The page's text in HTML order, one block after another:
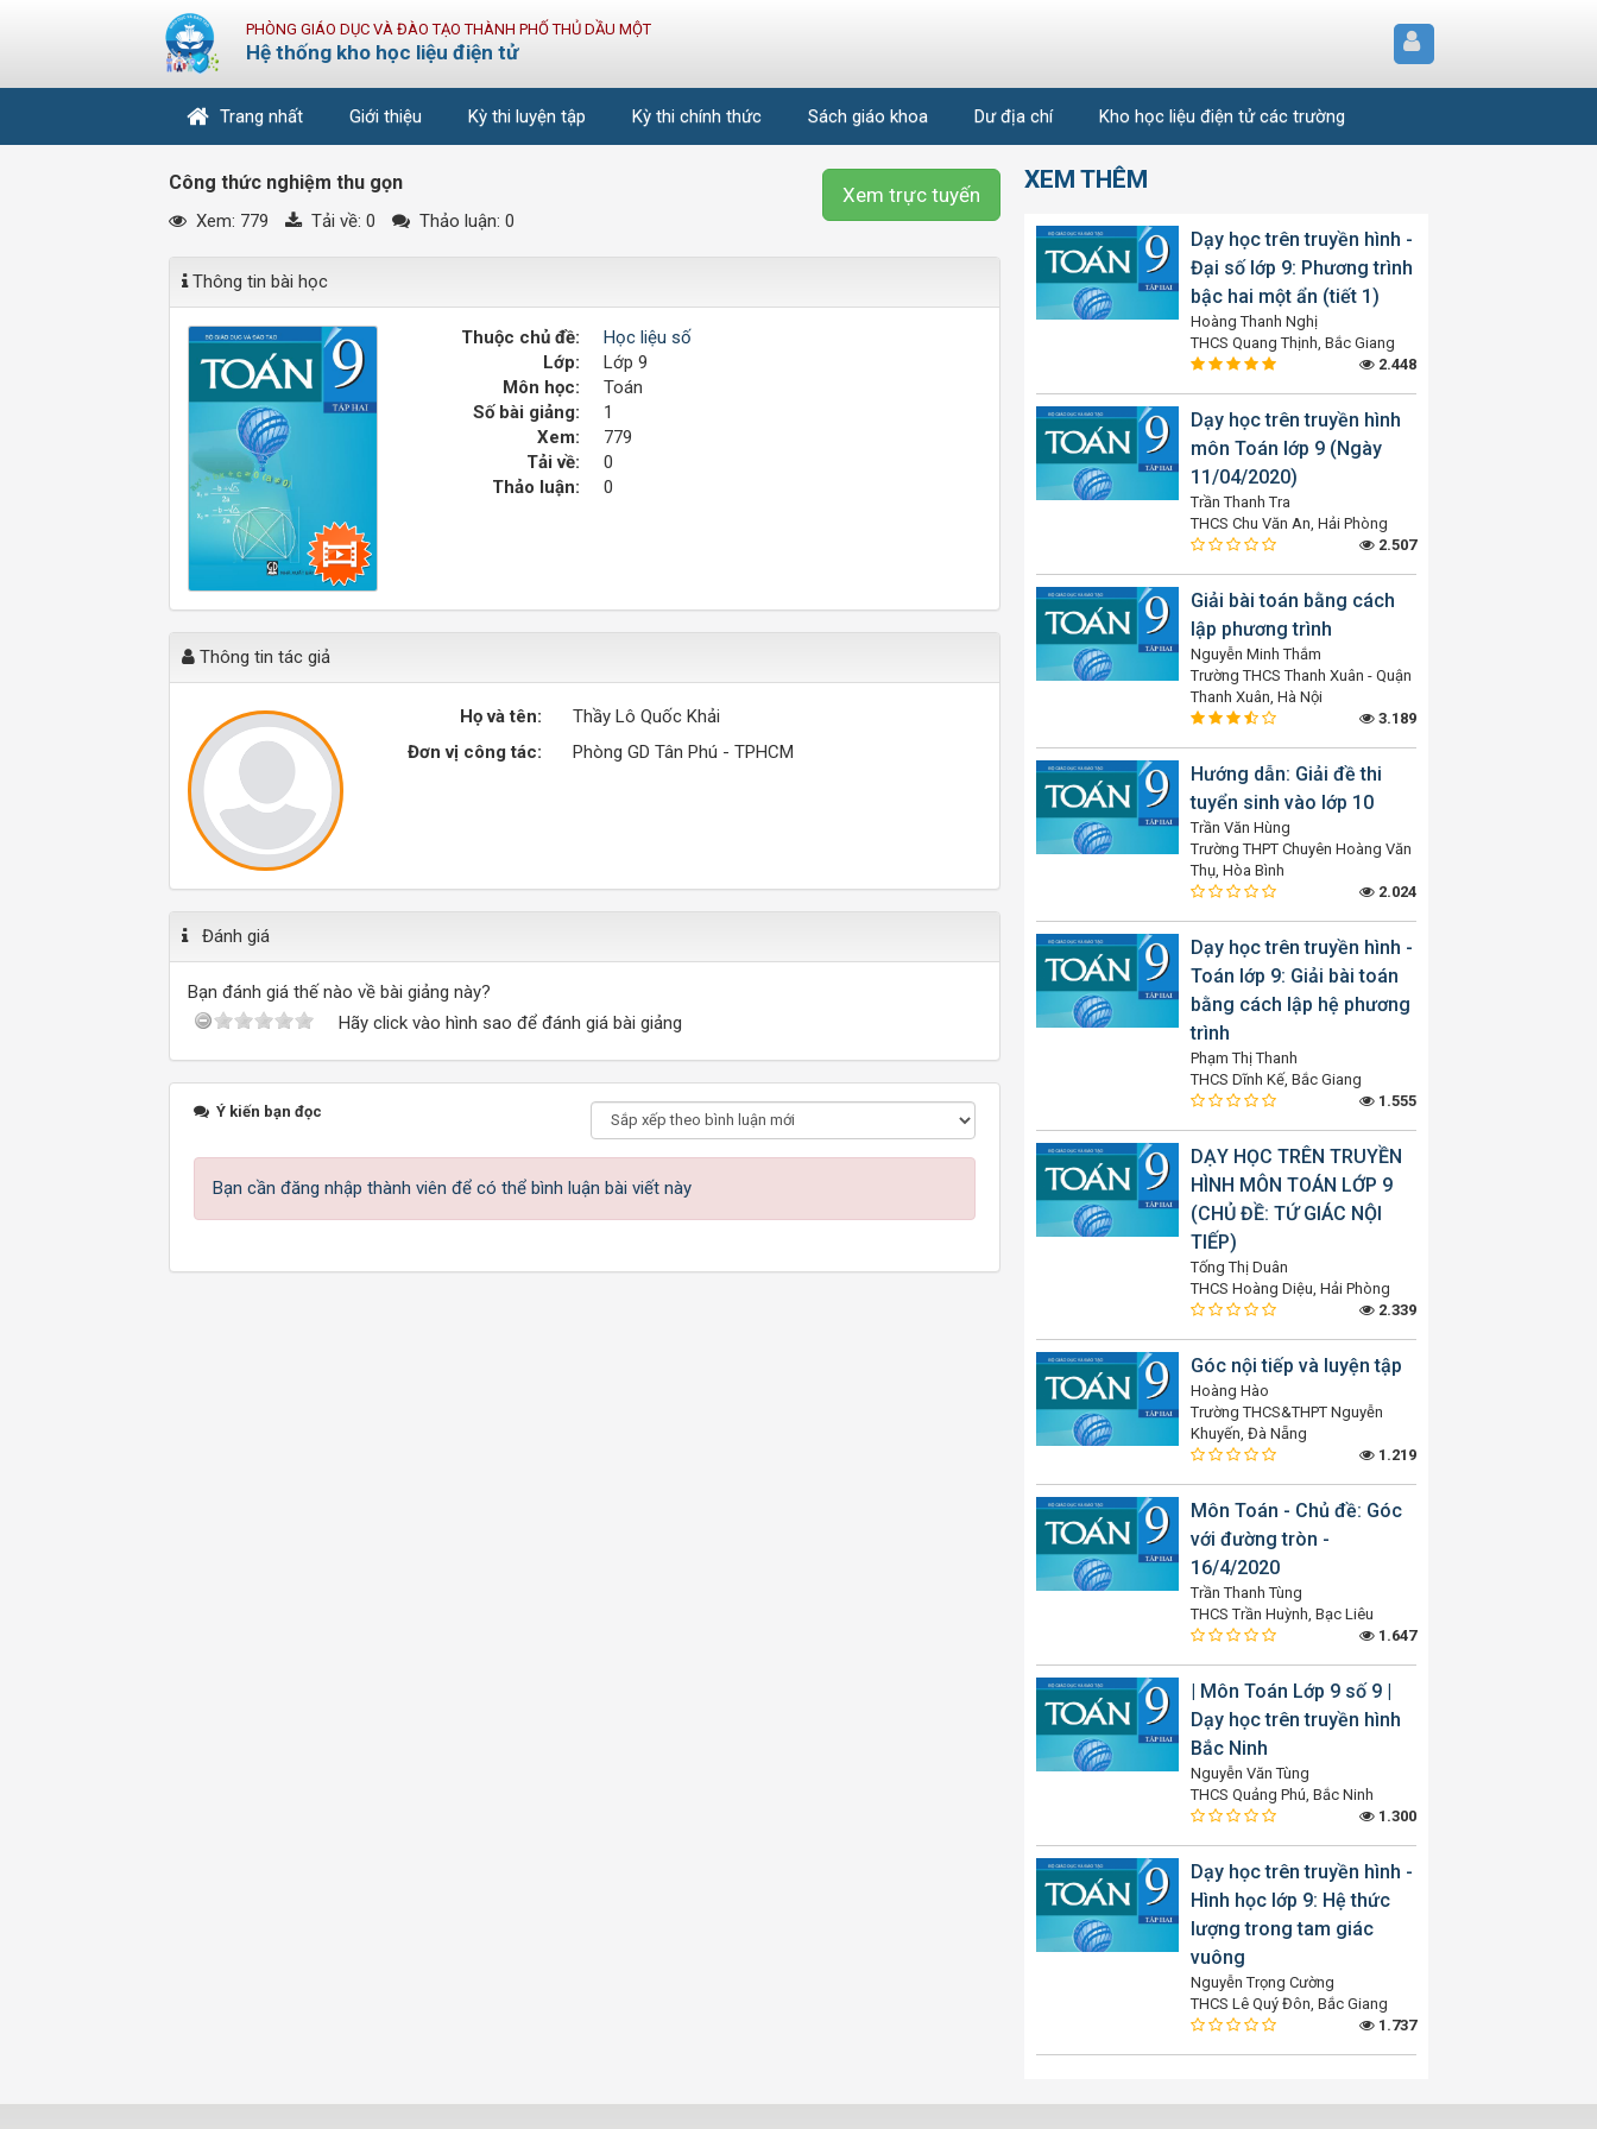
PHÒNG GIÁO DỤC VÀ ĐÀO TẠO THÀNH PHỐ THỦ DẦU MỘT
Hệ thống kho học liệu điện tử
Trang nhất Giới thiệu Kỳ thi luyện tập Kỳ thi chính thức Sách giáo khoa Dư địa chí Kho học liệu điện tử các trường
Xem trực tuyến
Công thức nghiệm thu gọn
Xem: 779 Tải về: 0 Thảo luận: 0
Thông tin bài học
Thuộc chủ đề:
Học liệu số
Lớp:
Lớp 9
Môn học:
Toán
Số bài giảng:
1
Xem:
779
Tải về:
0
Thảo luận:
0
Thông tin tác giả
Họ và tên:
Thầy Lô Quốc Khải
Đơn vị công tác:
Phòng GD Tân Phú - TPHCM
Đánh giá
Bạn đánh giá thế nào về bài giảng này?
Hãy click vào hình sao để đánh giá bài giảng
Ý kiến bạn đọc
Bạn cần đăng nhập thành viên để có thể bình luận bài viết này
XEM THÊM
Dạy học trên truyền hình -
Đại số lớp 9: Phương trình
bậc hai một ẩn (tiết 1)
Hoàng Thanh Nghị
THCS Quang Thịnh, Bắc Giang
2.448
Dạy học trên truyền hình
môn Toán lớp 9 (Ngày
11/04/2020)
Trần Thanh Tra
THCS Chu Văn An, Hải Phòng
2.507
Giải bài toán bằng cách
lập phương trình
Nguyễn Minh Thắm
Trường THCS Thanh Xuân - Quận
Thanh Xuân, Hà Nội
3.189
Hướng dẫn: Giải đề thi
tuyển sinh vào lớp 10
Trần Văn Hùng
Trường THPT Chuyên Hoàng Văn
Thụ, Hòa Bình
2.024
Dạy học trên truyền hình -
Toán lớp 9: Giải bài toán
bằng cách lập hệ phương
trình
Phạm Thị Thanh
THCS Dĩnh Kế, Bắc Giang
1.555
DẠY HỌC TRÊN TRUYỀN
HÌNH MÔN TOÁN LỚP 9
(CHỦ ĐỀ: TỨ GIÁC NỘI
TIẾP)
Tống Thị Duân
THCS Hoàng Diệu, Hải Phòng
2.339
Góc nội tiếp và luyện tập
Hoàng Hào
Trường THCS&THPT Nguyễn
Khuyến, Đà Nẵng
1.219
Môn Toán - Chủ đề: Góc
với đường tròn -
16/4/2020
Trần Thanh Tùng
THCS Trần Huỳnh, Bạc Liêu
1.647
| Môn Toán Lớp 9 số 9 |
Dạy học trên truyền hình
Bắc Ninh
Nguyễn Văn Tùng
THCS Quảng Phú, Bắc Ninh
1.300
Dạy học trên truyền hình -
Hình học lớp 9: Hệ thức
lượng trong tam giác
vuông
Nguyễn Trọng Cường
THCS Lê Quý Đôn, Bắc Giang
1.737